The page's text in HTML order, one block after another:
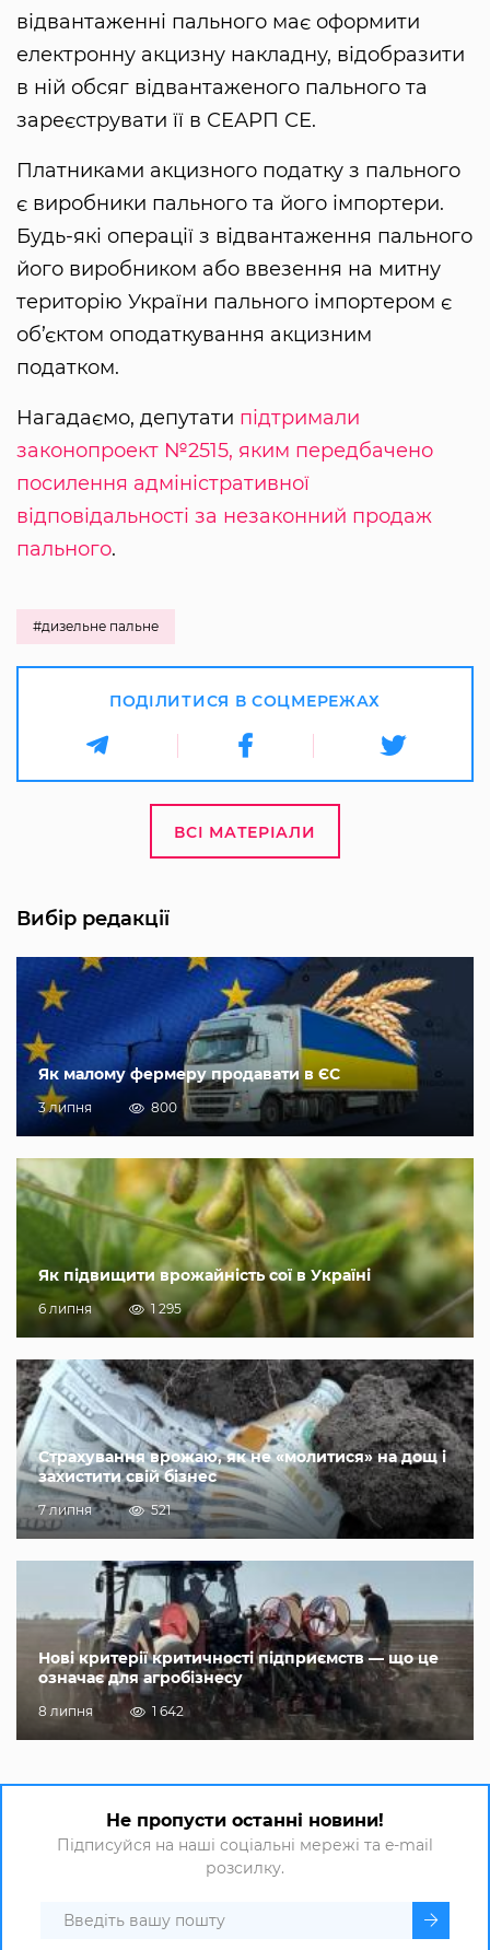
відвантаженні пального має оформити
електронну акцизну накладну, відобразити
в ній обсяг відвантаженого пального та
зареєструвати її в СЕАРП СЕ.
Платниками акцизного податку з пального
є виробники пального та його імпортери.
Будь-які операції з відвантаження пального
його виробником або ввезення на митну
територію України пального імпортером є
об’єктом оподаткування акцизним
податком.
Нагадаємо, депутати підтримали
законопроект №2515, яким передбачено
посилення адміністративної
відповідальності за незаконний продаж
пального.
#дизельне пальне
ПОДІЛИТИСЯ В СОЦМЕРЕЖАХ
ВСІ МАТЕРІАЛИ
Вибір редакції
Як малому фермеру продавати в ЄС
3 липня 800
Як підвищити врожайність сої в Україні
6 липня 1 295
Страхування врожаю, як не «молитися» на дощ і
захистити свій бізнес
7 липня 521
Нові критерії критичності підприємств — що це
означає для агробізнесу
8 липня 1 642
Не пропусти останні новини!
Підписуйся на наші соціальні мережі та e-mail
розсилку.